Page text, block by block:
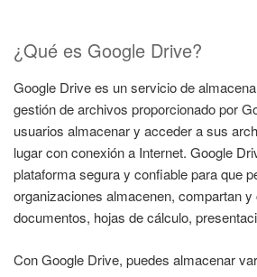
¿Qué es Google Drive?
Google Drive es un servicio de
gestión de archivos proporcionado por
usuarios almacenar y acceder a sus
lugar con conexión a Internet. Google
plataforma segura y confiable para que
organizaciones almacenen, compartan y
documentos, hojas de cálculo,
Con Google Drive, puedes almacenar